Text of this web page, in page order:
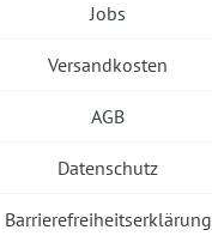
Jobs
Versandkosten
AGB
Datenschutz
Barrierefreiheitserklärung